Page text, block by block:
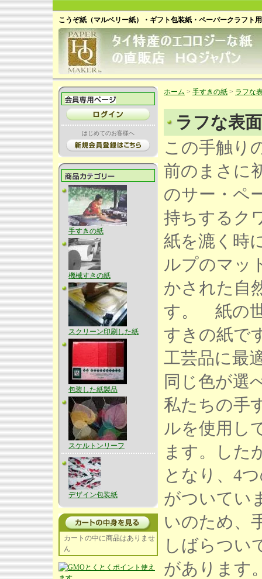
こうぞ紙（マルベリー紙）・ギフト包装紙・ペーパークラフト
はじめてのお客様へ
手すきの紙
機械すきの紙
スクリーン印刷した紙
包装した紙製品
スケルトンリーフ
デザイン包装紙
カートの中に商品はありませ
ん
ホーム > 手すきの紙 > ラフな
ラフな表
この手触り
前のまさに
のサー・ペ
持ちするク
紙を漉く時
ルプのマッ
かされた自
す。 紙の
すきの紙で
工芸品に最
同じ色が選
私たちの手
ルを使用し
ます。した
となり、4
がついてい
いのため、
しばらつい
があります